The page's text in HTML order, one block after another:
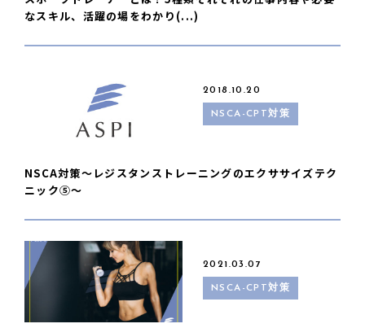
なスキル、活躍の場をわかり(...)
2018.10.20
NSCA-CPT対策
NSCA対策〜レジスタンストレーニングのエクササイズテク
ニック⑤〜
2021.03.07
NSCA-CPT対策